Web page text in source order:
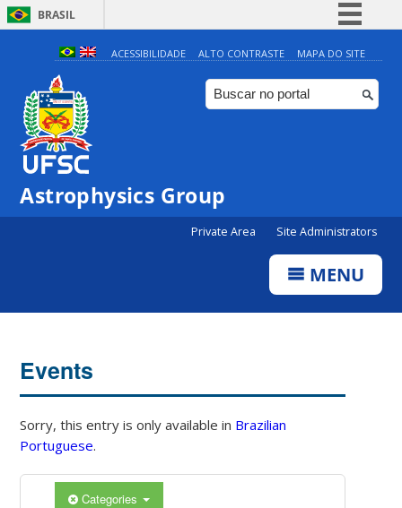
BRASIL
Simplifique!
Comunica BR
Participe
ACESSIBILIDADE ALTO CONTRASTE MAPA DO SITE
Astrophysics Group
Private Area Site Administrators
MENU
Events
Sorry, this entry is only available in Brazilian
Portuguese.
Categories
4:00
5:00